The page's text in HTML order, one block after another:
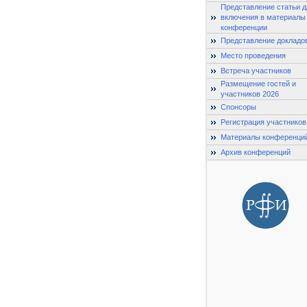
Представление статьи
включения в материалы
конференции
Представление
Место проведения
Встреча участников
Размещение гостей и
участников 2026
Спонсоры
Регистрация участников
Материалы
Архив конференций